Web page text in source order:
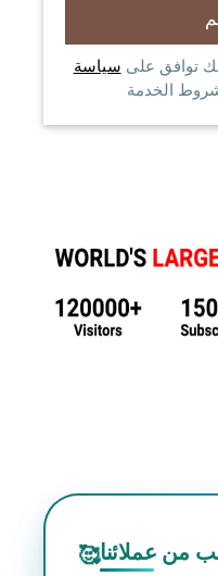
توافق على سياسة
🥰من عملائنا